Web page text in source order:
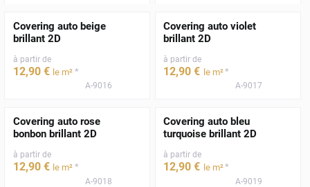
Covering auto beige
brillant 2D
à partir de
12,90 € le m² *
A-9016
Covering auto violet
brillant 2D
à partir de
12,90 € le m²*
A-9017
Covering auto rose
bonbon brillant 2D
à partir de
12,90 € le m² *
A-9018
Covering auto bleu
turquoise brillant 2D
à partir de
12,90 € le m²*
A-9019